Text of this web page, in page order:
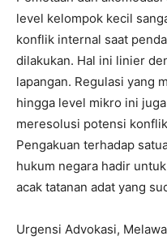
level kelompok kecil
konflik internal saat
dilakukan. Hal ini linier
lapangan. Regulasi yang
hingga level mikro ini
meresolusi potensi
Pengakuan terhadap
hukum negara hadir
acak tatanan adat yang
Urgensi Advokasi,